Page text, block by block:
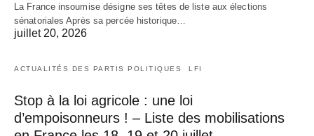
La France insoumise désigne ses têtes de liste aux élections
sénatoriales Après sa percée historique…
juillet 20, 2026
ACTUALITÉS DES PARTIS POLITIQUES LFI
Stop à la loi agricole : une loi
d’empoisonneurs ! – Liste des mobilisations